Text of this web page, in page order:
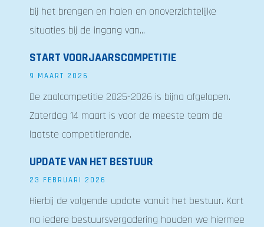
bij het brengen en halen en onoverzichtelijke
situaties bij de ingang van...
START VOORJAARSCOMPETITIE
9 MAART 2026
De zaalcompetitie 2025-2026 is bijna afgelopen.
Zaterdag 14 maart is voor de meeste team de
laatste competitieronde.
UPDATE VAN HET BESTUUR
23 FEBRUARI 2026
Hierbij de volgende update vanuit het bestuur. Kort
na iedere bestuursvergadering houden we hiermee